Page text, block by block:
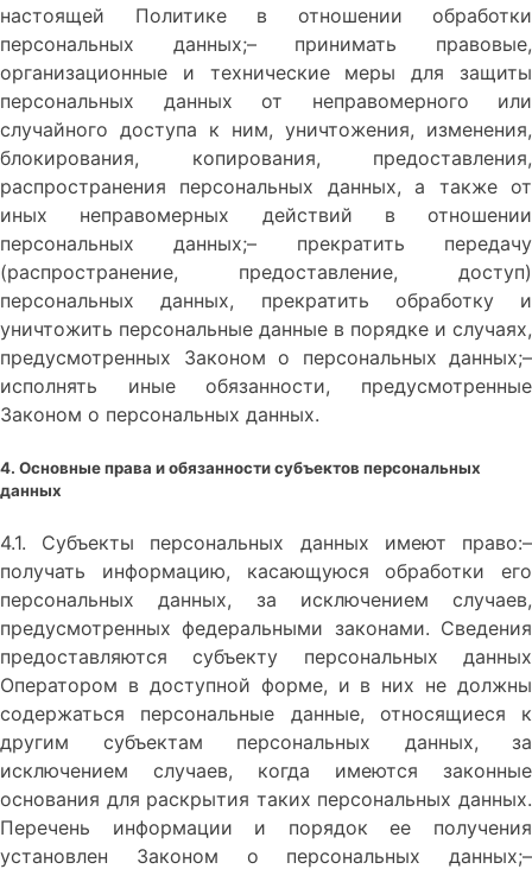
настоящей Политике в отношении обработки
персональных данных;– принимать правовые,
организационные и технические меры для защиты
персональных данных от неправомерного или
случайного доступа к ним, уничтожения, изменения,
блокирования, копирования, предоставления,
распространения персональных данных, а также от
иных неправомерных действий в отношении
персональных данных;– прекратить передачу
(распространение, предоставление, доступ)
персональных данных, прекратить обработку и
уничтожить персональные данные в порядке и случаях,
предусмотренных Законом о персональных данных;–
исполнять иные обязанности, предусмотренные
Законом о персональных данных.
4. Основные права и обязанности субъектов персональных
данных
4.1. Субъекты персональных данных имеют право:–
получать информацию, касающуюся обработки его
персональных данных, за исключением случаев,
предусмотренных федеральными законами. Сведения
предоставляются субъекту персональных данных
Оператором в доступной форме, и в них не должны
содержаться персональные данные, относящиеся к
другим субъектам персональных данных, за
исключением случаев, когда имеются законные
основания для раскрытия таких персональных данных.
Перечень информации и порядок ее получения
установлен Законом о персональных данных;–